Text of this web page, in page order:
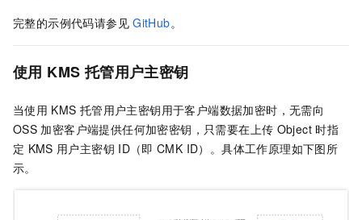
完整的示例代码请参见 GitHub。
使用 KMS 托管用户主密钥
当使用 KMS 托管用户主密钥用于客户端数据加密时，无需向
OSS 加密客户端提供任何加密密钥，只需要在上传 Object 时指
定 KMS 用户主密钥 ID（即 CMK ID）。具体工作原理如下图所
示。